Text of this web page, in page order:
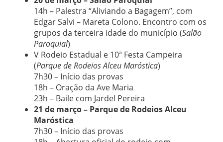
14h – Palestra “Aliviando a Bagagem”, com
Edgar Salvi – Mareta Colono. Encontro com os
grupos da terceira idade do município (Salão
Paroquial)
V Rodeio Estadual e 10ª Festa Campeira
(Parque de Rodeios Alceu Maróstica)
7h30 – Início das provas
18h – Oração da Ave Maria
23h – Baile com Jardel Pereira
21 de março – Parque de Rodeios Alceu
Maróstica
7h30 – Início das provas